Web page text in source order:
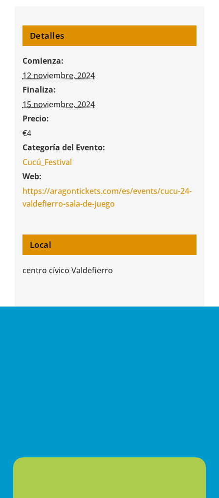
Detalles
Comienza:
12 noviembre, 2024
Finaliza:
15 noviembre, 2024
Precio:
€4
Categoría del Evento:
Cucú_Festival
Web:
https://aragontickets.com/es/events/cucu-24-
valdefierro-sala-de-juego
Local
centro cívico Valdefierro